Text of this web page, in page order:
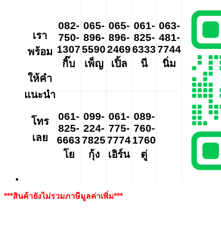
เรา
พร้อม
ให้คำ
แนะนำ
โทร
เลย
082-
750-
1307
กิ๊บ
065-
896-
5590
เพ็ญ
065-
896-
2469
เปิ้ล
061-
825-
6333
นี
063-
481-
7744
นิ่ม
061-
825-
6663
โย
099-
224-
7825
กุ้ง
061-
775-
7774
เอิร์น
089-
760-
1760
ตู่
***สินค้ายังไม่รวมภาษีมูลค่าเพิ่ม***